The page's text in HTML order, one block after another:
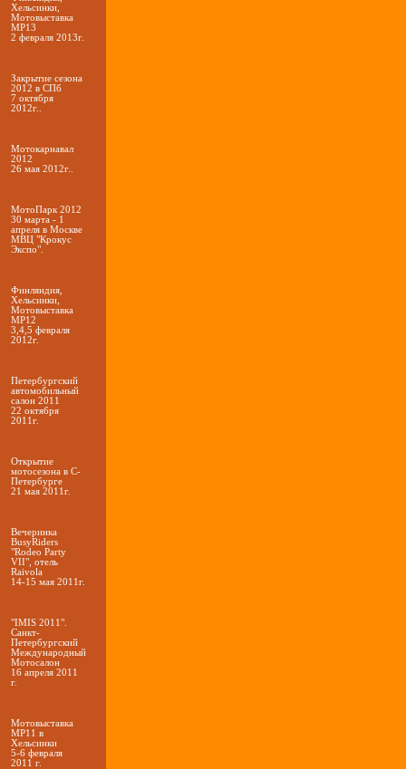
Хельсинки,
Мотовыставка
МР13
2 февраля 2013г.
Закрытие сезона
2012 в СПб
7 октября
2012г..
Мотокарнавал
2012
26 мая 2012г..
МотоПарк 2012
30 марта - 1
апреля в Москве
МВЦ "Крокус
Экспо".
Финляндия,
Хельсинки,
Мотовыставка
МР12
3,4,5 февраля
2012г.
Петербургский
автомобильный
салон 2011
22 октября
2011г.
Открытие
мотосезона в С-
Петербурге
21 мая 2011г.
Вечеринка
BusyRiders
"Rodeo Party
VII", отель
Raivola
14-15 мая 2011г.
"IMIS 2011".
Санкт-
Петербургский
Международный
Мотосалон
16 апреля 2011
г.
Мотовыставка
MP11 в
Хельсинки
5-6 февраля
2011 г.